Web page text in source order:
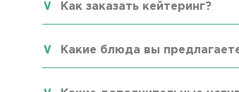
Как заказать кейтеринг?
Какие блюда вы